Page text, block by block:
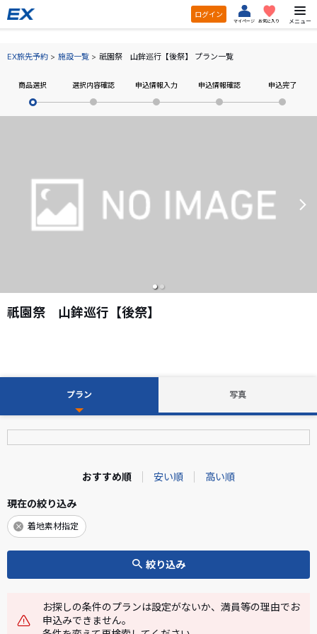
ログイン
マイページ お気に入り メニュー
EX旅先予約 施設一覧 祇園祭 山鉾巡行【後祭】 プラン一覧
商品選択 選択内容確認 申込情報入力 申込情報確認 申込完了
祇園祭 山鉾巡行【後祭】
プラン 写真
絞り込み
現在の絞り込み
着地素材指定
おすすめ順 安い順 高い順
お探しの条件のプランは設定がないか、満員等の理由でお
申込みできません。